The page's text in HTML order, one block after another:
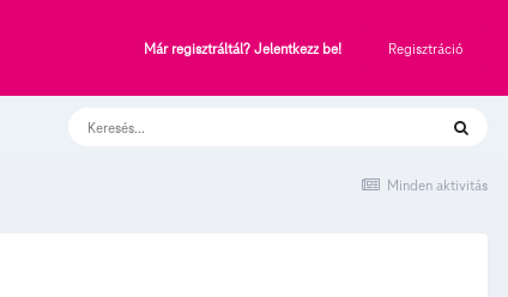
Már regisztráltál? Jelentkezz be! Regisztráció
Minden aktivitás